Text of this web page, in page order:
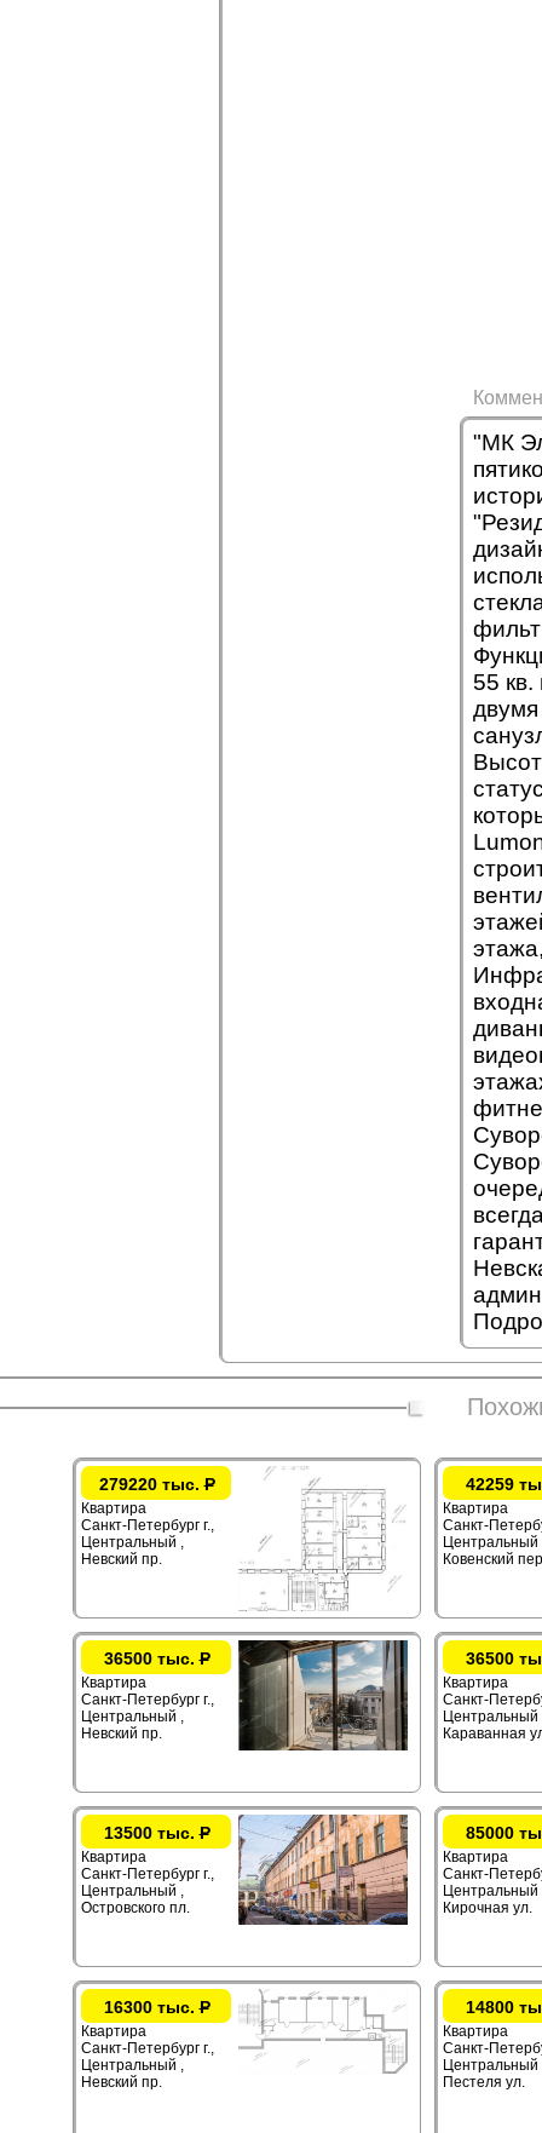
"МК
55
279220 тыс.Р
Квартира
Санкт-Петербург г.,
Центральный ,
Невский пр.
42259
Квартира
Санкт-
Центральный
Ковенский
36500 тыс.Р
Квартира
Санкт-Петербург г.,
Центральный ,
Невский пр.
36500
Квартира
Санкт-
Центральный
Караванная
13500 тыс.Р
Квартира
Санкт-Петербург г.,
Центральный ,
Островского пл.
85000
Квартира
Санкт-
Центральный
Кирочная ул.
16300 тыс.Р
Квартира
Санкт-Петербург г.,
Центральный ,
Невский пр.
14800
Квартира
Санкт-
Центральный
Пестеля ул.